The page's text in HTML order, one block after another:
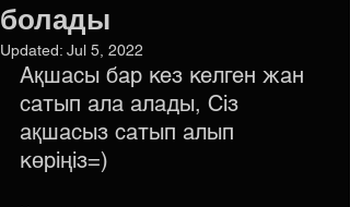
болады
Updated: Jul 5, 2022
Ақшасы бар кез келген жан
сатып ала алады, Сіз
ақшасыз сатып алып
көріңіз=)